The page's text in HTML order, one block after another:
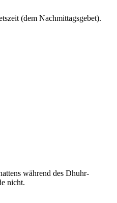
(dem Nachmittagsgebet).
während des Dhuhr-
nicht.